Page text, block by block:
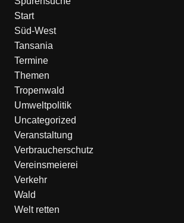
Start
Süd-West
Tansania
Termine
Themen
Tropenwald
Umweltpolitik
Uncategorized
Veranstaltung
Verbraucherschutz
Vereinsmeierei
Verkehr
Wald
Welt retten